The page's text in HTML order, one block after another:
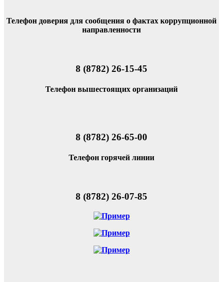
Телефон доверия для сообщения о фактах коррупционной
направленности
8 (8782) 26-15-45
Телефон вышестоящих организаций
8 (8782) 26-65-00
Телефон горячей линии
8 (8782) 26-07-85